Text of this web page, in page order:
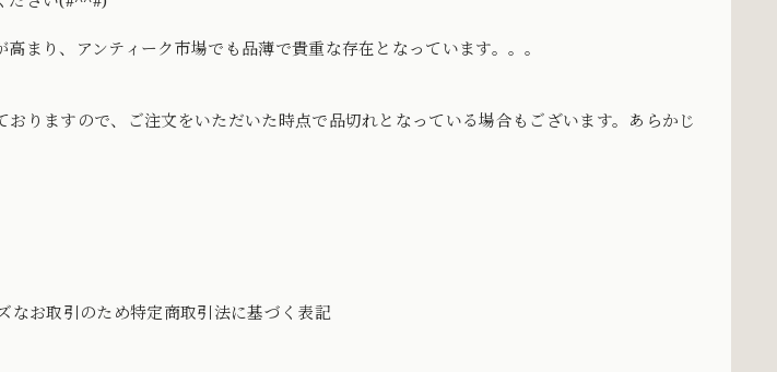
まり、アンティーク市場でも品薄で貴重な存在となっています。。。
りますので、ご注文をいただいた時点で品切れとなっている場合もございます。あらかじ
なお取引のため特定商取引法に基づく表記